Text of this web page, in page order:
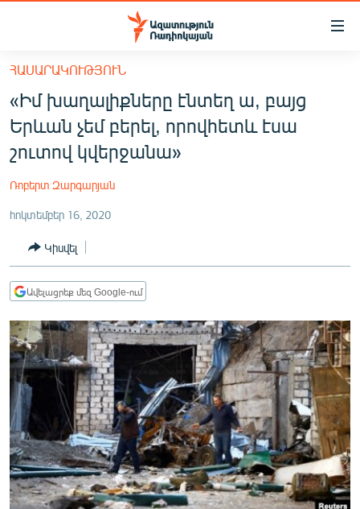
Մատչելիության
հիմնական
բովանդակությանը
Անցնել
հիմնական
մենյուին
ՀԱՅԱՍՏԱՆ
ՔԱՂԱՔԱԿԱՆ
ՏՆՏԵՍՈՒԹՅՈՒՆ
ՂԱՐԱԲԱՂ
ՏԱՐԱԾԱՇՐՋԱՆ
ՄԻՋԱԶԳԱՅԻՆ
ՄՇԱԿՈՒՅԹ
ՍՊՈՐՏ
ՄԵԿՆԱԲԱՆՈՒԹՅՈՒՆ
ՏՏ ԵՒ ԻՆՏԵՐՆԵՏ
ՀԱՍԱՐԱԿՈՒԹՅՈՒՆ
«Իմ խաղալիքները էնտեղ ա, բայց
Երևան չեմ բերել, որովհետև էսա
շուտով կվերջանա»
Ռոբերտ Զարգարյան
հոկտեմբեր 16, 2020
Կիսվել
Ավելացրեք մեզ Google-ում